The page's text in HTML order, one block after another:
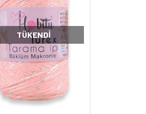
TÜKENDI